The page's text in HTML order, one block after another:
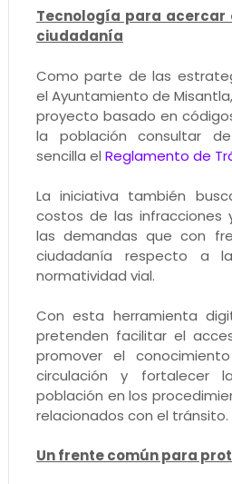
Tecnología para acercar
ciudadanía
Como parte de las
el Ayuntamiento de
proyecto basado en
la población consultar
sencilla el Reglamento de
La iniciativa también
costos de las infracciones
las demandas que con
ciudadanía respecto a
normatividad vial.
Con esta herramienta
pretenden facilitar el
promover el
circulación y fortalecer
población en los
relacionados con el tránsito.
Un frente común para